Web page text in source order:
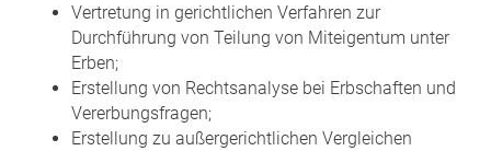
Vertretung in gerichtlichen Verfahren zur
Durchführung von Teilung von Miteigentum unter
Erben;
Erstellung von Rechtsanalyse bei Erbschaften und
Vererbungsfragen;
Erstellung zu außergerichtlichen Vergleichen